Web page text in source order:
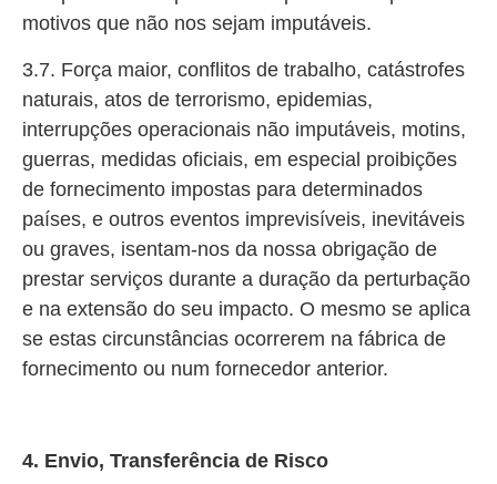
motivos que não nos sejam imputáveis.
3.7. Força maior, conflitos de trabalho, catástrofes
naturais, atos de terrorismo, epidemias,
interrupções operacionais não imputáveis, motins,
guerras, medidas oficiais, em especial proibições
de fornecimento impostas para determinados
países, e outros eventos imprevisíveis, inevitáveis
ou graves, isentam-nos da nossa obrigação de
prestar serviços durante a duração da perturbação
e na extensão do seu impacto. O mesmo se aplica
se estas circunstâncias ocorrerem na fábrica de
fornecimento ou num fornecedor anterior.
4. Envio, Transferência de Risco